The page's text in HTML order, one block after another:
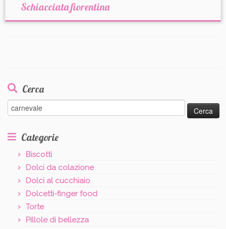
Schiacciata fiorentina
Cerca
Ricerca
per:
Categorie
Biscotti
Dolci da colazione
Dolci al cucchiaio
Dolcetti-finger food
Torte
Pillole di bellezza